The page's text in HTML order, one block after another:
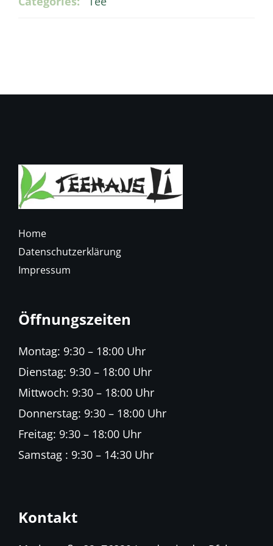
Home
Datenschutzerklärung
Impressum
Öffnungszeiten
Montag: 9:30 – 18:00 Uhr
Dienstag: 9:30 – 18:00 Uhr
Mittwoch: 9:30 – 18:00 Uhr
Donnerstag: 9:30 – 18:00 Uhr
Freitag: 9:30 – 18:00 Uhr
Samstag : 9:30 – 14:30 Uhr
Kontakt